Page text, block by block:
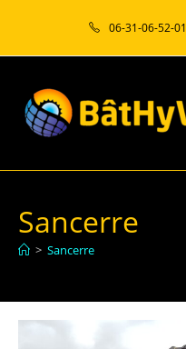
06-31-06-52-01
Sancerre
> Sancerre